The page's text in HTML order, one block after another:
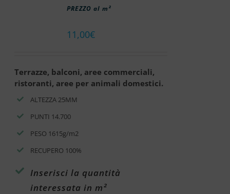
PREZZO al m²
11,00€
Terrazze, balconi, aree commerciali,
ristoranti, aree per animali domestici.
ALTEZZA 25MM
PUNTI 14.700
PESO 1615g/m2
RECUPERO 100%
Inserisci la quantità
interessata in m²